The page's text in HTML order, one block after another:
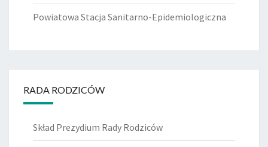
Powiatowa Stacja Sanitarno-Epidemiologiczna
RADA RODZICÓW
Skład Prezydium Rady Rodziców